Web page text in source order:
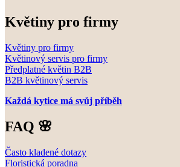
Květiny pro firmy
Květiny pro firmy
Květinový servis pro firmy
Předplatné květin B2B
B2B květinový servis
Každá kytice má svůj příběh
FAQ 🌸
Často kladené dotazy
Floristická poradna